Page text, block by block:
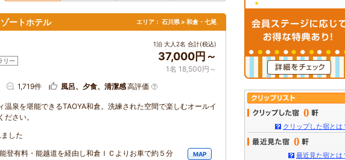
ートホテル エリア： 石川県 > 和倉・七尾
リー
1泊 大人2名 合計(税込)
37,000円～
1名 18,500円～
1,719件 風呂、夕食、清潔感高評価
温泉を堪能できるTAOYA和倉。洗練された空間で楽しむオールイ
さい。
した
登有料・能越道を経由し和倉ＩＣよりお車で約５分 MAP
0
クリップした宿とは
0
最近見た宿とは